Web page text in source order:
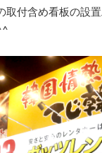
取付含め看板の設